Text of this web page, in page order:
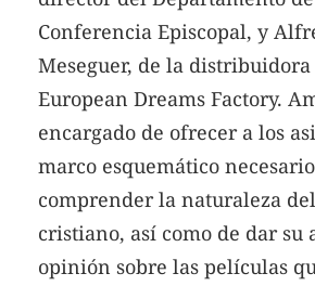
Conferencia Episcopal, y
Meseguer, de la
European Dreams Factory.
encargado de ofrecer a los
marco esquemático
comprender la naturaleza
cristiano, así como de dar su
opinión sobre las películas